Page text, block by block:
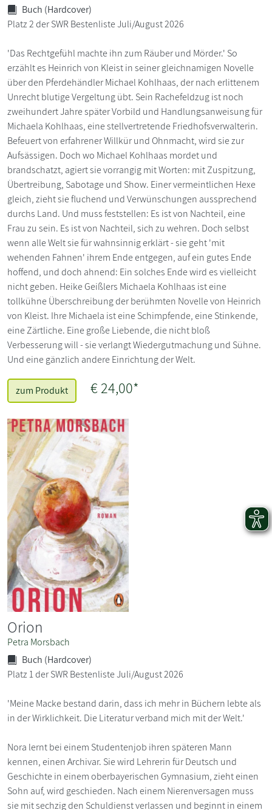
Buch (Hardcover)
Platz 2 der SWR Bestenliste Juli/August 2026
'Das Rechtgefühl machte ihn zum Räuber und Mörder.' So
erzählt es Heinrich von Kleist in seiner gleichnamigen Novelle
über den Pferdehändler Michael Kohlhaas, der nach erlittenem
Unrecht blutige Vergeltung übt. Sein Rachefeldzug ist noch
zweihundert Jahre später Vorbild und Handlungsanweisung für
Michaela Kohlhaas, eine stellvertretende Friedhofsverwalterin.
Befeuert von erfahrener Willkür und Ohnmacht, wird sie zur
Aufsässigen. Doch wo Michael Kohlhaas mordet und
brandschatzt, agiert sie vorrangig mit Worten: mit Zuspitzung,
Übertreibung, Sabotage und Show. Einer vermeintlichen Hexe
gleich, zieht sie fluchend und Verwünschungen aussprechend
durchs Land. Und muss feststellen: Es ist von Nachteil, eine
Frau zu sein. Es ist von Nachteil, sich zu wehren. Doch selbst
wenn alle Welt sie für wahnsinnig erklärt - sie geht 'mit
wehenden Fahnen' ihrem Ende entgegen, auf ein gutes Ende
hoffend, und doch ahnend: Ein solches Ende wird es vielleicht
nicht geben. Heike Geißlers Michaela Kohlhaas ist eine
tollkühne Überschreibung der berühmten Novelle von Heinrich
von Kleist. Ihre Michaela ist eine Schimpfende, eine Stinkende,
eine Zärtliche. Eine große Liebende, die nicht bloß
Verbesserung will - sie verlangt Wiedergutmachung und Sühne.
Und eine gänzlich andere Einrichtung der Welt.
zum Produkt € 24,00*
Orion
Petra Morsbach
Buch (Hardcover)
Platz 1 der SWR Bestenliste Juli/August 2026
'Meine Macke bestand darin, dass ich mehr in Büchern lebte als
in der Wirklichkeit. Die Literatur verband mich mit der Welt.'
Nora lernt bei einem Studentenjob ihren späteren Mann
kennen, einen Archivar. Sie wird Lehrerin für Deutsch und
Geschichte in einem oberbayerischen Gymnasium, zieht einen
Sohn auf, wird geschieden. Nach einem Nierenversagen muss
sie mit sechzig den Schuldienst verlassen und beginnt in einem